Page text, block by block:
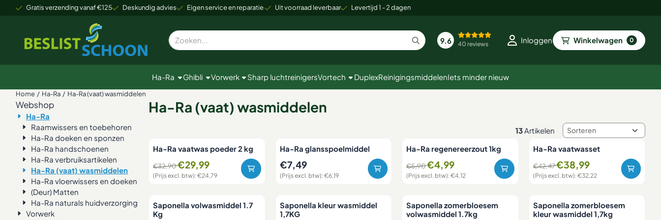
Cookievoorkeuren zijn beschikbaar. Kies instellingen of sta alle cookies toe.
Gratis verzending vanaf €125 Deskundig advies Eigen service en reparatie Uit voorraad leverbaar Levertijd 1 - 2 dagen
Zoeken
9.6 40 reviews Inloggen Winkelwagen 0
Ha-Ra Ghibli Vorwerk Sharp luchtreinigersVortech DuplexReinigingsmiddelenIets minder nieuw
Home / Ha-Ra / Ha-Ra (vaat) wasmiddelen
Webshop
Ha-Ra
Raamwissers en toebehoren
Ha-Ra doeken en sponzen
Ha-Ra handschoenen
Ha-Ra verbruiksartikelen
Ha-Ra (vaat) wasmiddelen
Ha-Ra vloerwissers en doeken
(Deur) Matten
Ha-Ra naturals huidverzorging
Vorwerk
Ha-Ra (vaat) wasmiddelen
13 Artikelen Sorteermethode
Ha-Ra vaatwas poeder 2 kg
Van 32,90 voor 29,99, exclusief btw: 24,79
€32,90€29,99
(Prijs excl. btw):€24,79
Ha-Ra glansspoelmiddel
Prijs: 7,49, exclusief btw: 6,19
€7,49
(Prijs excl. btw):€6,19
Ha-Ra regenereerzout 1kg
Van 5,90 voor 4,99, exclusief btw: 4,12
€5,90€4,99
(Prijs excl. btw):€4,12
Ha-Ra vaatwasset
Van 42,47 voor 38,99, exclusief btw:
€42,47€38,99
(Prijs excl. btw):€32,22
Saponella volwasmiddel 1.7
Kg
Saponella kleur wasmiddel
1,7KG
Saponella zomerbloesem
volwasmiddel 1.7kg
Saponella zomerbloesem
kleur wasmiddel 1,7kg